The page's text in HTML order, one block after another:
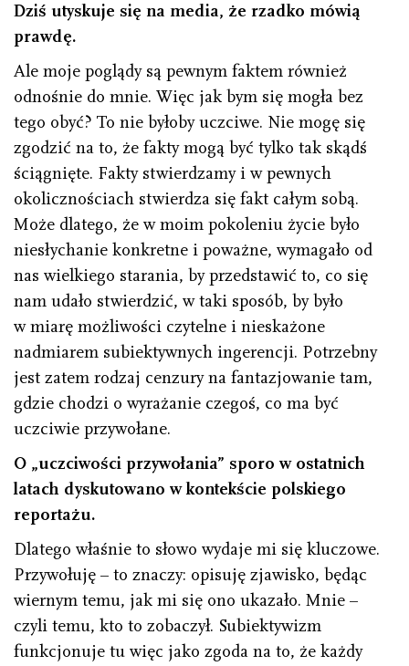
Dziś utyskuje się na media, że rzadko mówią
prawdę.
Ale moje poglądy są pewnym faktem również
odnośnie do mnie. Więc jak bym się mogła bez
tego obyć? To nie byłoby uczciwe. Nie mogę się
zgodzić na to, że fakty mogą być tylko tak skądś
ściągnięte. Fakty stwierdzamy i w pewnych
okolicznościach stwierdza się fakt całym sobą.
Może dlatego, że w moim pokoleniu życie było
niesłychanie konkretne i poważne, wymagało od
nas wielkiego starania, by przedstawić to, co się
nam udało stwierdzić, w taki sposób, by było
w miarę możliwości czytelne i nieskażone
nadmiarem subiektywnych ingerencji. Potrzebny
jest zatem rodzaj cenzury na fantazjowanie tam,
gdzie chodzi o wyrażanie czegoś, co ma być
uczciwie przywołane.
O „uczciwości przywołania” sporo w ostatnich
latach dyskutowano w kontekście polskiego
reportażu.
Dlatego właśnie to słowo wydaje mi się kluczowe.
Przywołuję – to znaczy: opisuję zjawisko, będąc
wiernym temu, jak mi się ono ukazało. Mnie –
czyli temu, kto to zobaczył. Subiektywizm
funkcjonuje tu więc jako zgoda na to, że każdy